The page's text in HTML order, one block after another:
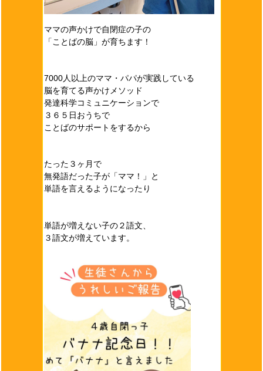
ママの声かけで自閉症の子の
「ことばの脳」が育ちます！
7000人以上のママ・パパが実践している
脳を育てる声かけメソッド
発達科学コミュニケーションで
３６５日おうちで
ことばのサポートをするから
たった３ヶ月で
無発語だった子が「ママ！」と
単語を言えるようになったり
単語が増えない子の２語文、
３語文が増えています。